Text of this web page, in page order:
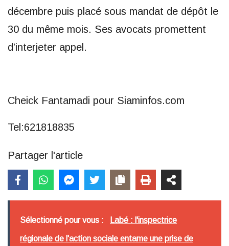
décembre puis placé sous mandat de dépôt le
30 du même mois. Ses avocats promettent
d’interjeter appel.
Cheick Fantamadi pour Siaminfos.com
Tel:621818835
Partager l'article
Sélectionné pour vous : Labé : l'inspectrice
régionale de l'action sociale entame une prise de